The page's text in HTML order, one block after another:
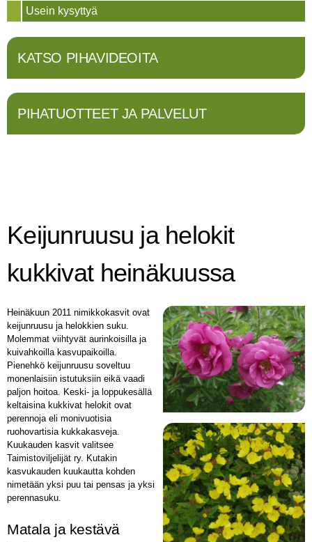
Usein kysyttyä
KATSO PIHAVIDEOITA
PIHATUOTTEET JA PALVELUT
Keijunruusu ja helokit
kukkivat heinäkuussa
Heinäkuun 2011 nimikkokasvit ovat
keijunruusu ja helokkien suku.
Molemmat viihtyvät aurinkoisilla ja
kuivahkoilla kasvupaikoilla.
Pienehkö keijunruusu soveltuu
monenlaisiin istutuksiin eikä vaadi
paljon hoitoa. Keski- ja loppukesällä
keltaisina kukkivat helokit ovat
perennoja eli monivuotisia
ruohovartisia kukkakasveja.
Kuukauden kasvit valitsee
Taimistoviljelijät ry. Kutakin
kasvukauden kuukautta kohden
nimetään yksi puu tai pensas ja yksi
perennasuku.
Matala ja kestävä